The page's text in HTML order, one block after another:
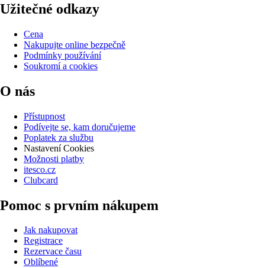
Užitečné odkazy
Cena
Nakupujte online bezpečně
Podmínky používání
Soukromí a cookies
O nás
Přístupnost
Podívejte se, kam doručujeme
Poplatek za službu
Nastavení Cookies
Možnosti platby
itesco.cz
Clubcard
Pomoc s prvním nákupem
Jak nakupovat
Registrace
Rezervace času
Oblíbené